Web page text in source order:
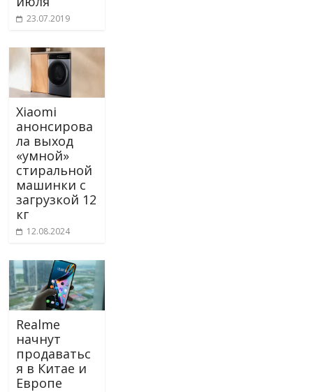
23.07.2019
Xiaomi
анонсирова
ла выход
«умной»
стиральной
машинки с
загрузкой 12
кг
12.08.2024
Realme
начнут
продаватьс
я в Китае и
Европе